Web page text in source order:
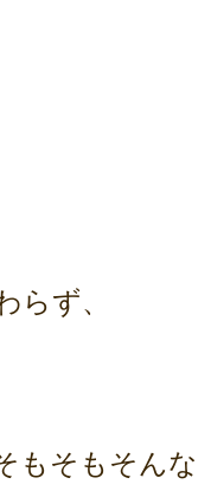
らず、
もそもそんな